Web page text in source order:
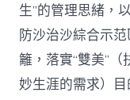
生”的管理思緒，
防沙治沙綜合示
籬，落實“雙美”
妙生涯的需求）目